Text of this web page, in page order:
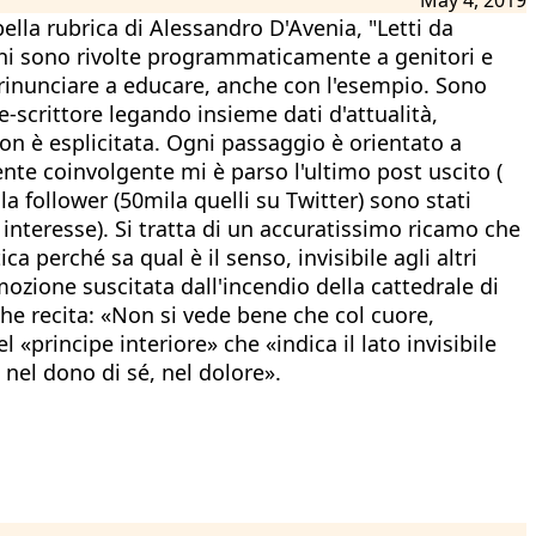
rubrica di Alessandro D'Avenia, "Letti da
sono rivolte programmaticamente a genitori e
a educare, anche con l'esempio. Sono
scrittore legando insieme dati d'attualità,
è esplicitata. Ogni passaggio è orientato a
coinvolgente mi è parso l'ultimo post uscito (
follower (50mila quelli su Twitter) sono stati
Si tratta di un accuratissimo ricamo che
perché sa qual è il senso, invisibile agli altri
suscitata dall'incendio della cattedrale di
recita: «Non si vede bene che col cuore,
«principe interiore» che «indica il lato invisibile
dono di sé, nel dolore».